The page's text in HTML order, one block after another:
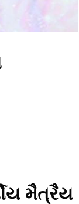
મૈત્રૈય